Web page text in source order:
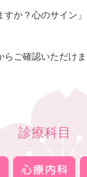
すか？心のサイン」
ご確認いただけま
診療科目